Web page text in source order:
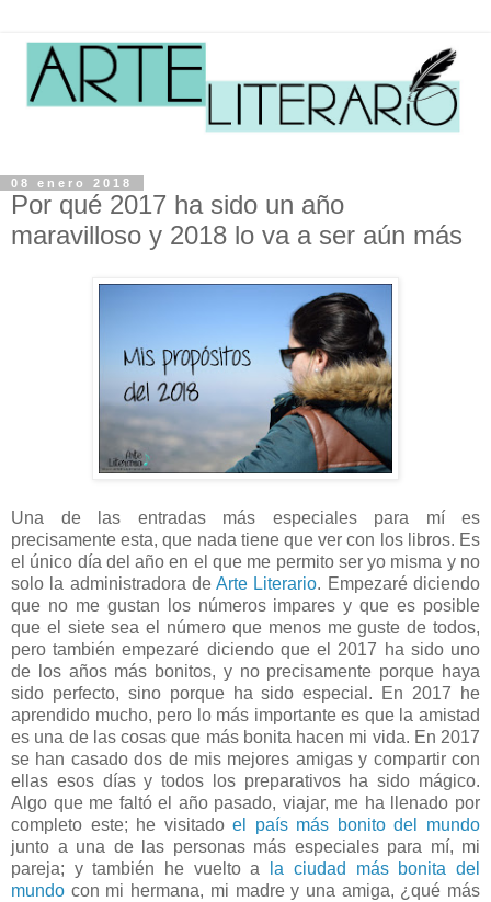
08 enero 2018
Por qué 2017 ha sido un año
maravilloso y 2018 lo va a ser aún más
Una de las entradas más especiales para mí es
precisamente esta, que nada tiene que ver con los libros. Es
el único día del año en el que me permito ser yo misma y no
solo la administradora deArte Literario. Empezaré diciendo
que no me gustan los números impares y que es posible
que el siete sea el número que menos me guste de todos,
pero también empezaré diciendo que el 2017 ha sido uno
de los años más bonitos, y no precisamente porque haya
sido perfecto, sino porque ha sido especial. En 2017 he
aprendido mucho, pero lo más importante es que la amistad
es una de las cosas que más bonita hacen mi vida. En 2017
se han casado dos de mis mejores amigas y compartir con
ellas esos días y todos los preparativos ha sido mágico.
Algo que me faltó el año pasado, viajar, me ha llenado por
completo este; he visitadoel país más bonito del mundo
junto a una de las personas más especiales para mí, mi
pareja; y también he vuelto a
la ciudad más bonita del
mundo con mi hermana, mi madre y una amiga, ¿qué más